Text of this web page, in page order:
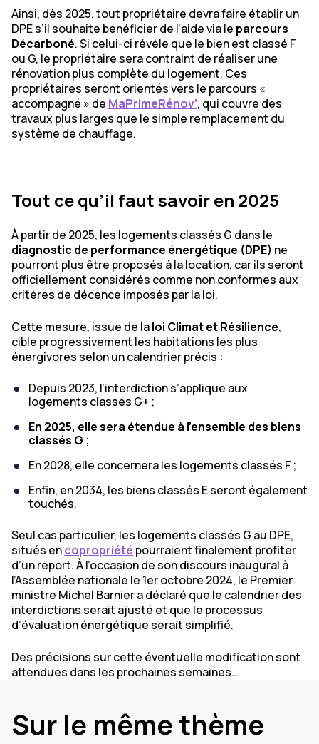
Ainsi, dès 2025, tout propriétaire devra faire établir un
DPE s’il souhaite bénéficier de l’aide via le parcours
Décarboné. Si celui-ci révèle que le bien est classé F
ou G, le propriétaire sera contraint de réaliser une
rénovation plus complète du logement. Ces
propriétaires seront orientés vers le parcours «
accompagné » de MaPrimeRénov’, qui couvre des
travaux plus larges que le simple remplacement du
système de chauffage.
Tout ce qu’il faut savoir en 2025
À partir de 2025, les logements classés G dans le
diagnostic de performance énergétique (DPE) ne
pourront plus être proposés à la location, car ils seront
officiellement considérés comme non conformes aux
critères de décence imposés par la loi.
Cette mesure, issue de laloi Climat et Résilience,
cible progressivement les habitations les plus
énergivores selon un calendrier précis :
Depuis 2023, l’interdiction s’applique aux
logements classés G+ ;
En 2025, elle sera étendue à l’ensemble des biens
classés G ;
En 2028, elle concernera les logements classés F ;
Enfin, en 2034, les biens classés E seront également
touchés.
Seul cas particulier, les logements classés G au DPE,
situés encopropriété pourraient finalement profiter
d’un report. À l’occasion de son discours inaugural à
l’Assemblée nationale le 1er octobre 2024, le Premier
ministre Michel Barnier a déclaré que le calendrier des
interdictions serait ajusté et que le processus
d’évaluation énergétique serait simplifié.
Des précisions sur cette éventuelle modification sont
attendues dans les prochaines semaines…
Sur le même thème